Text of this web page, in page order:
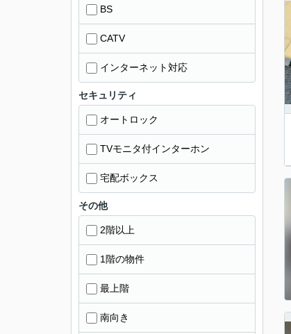
BS
CATV
インターネット対応
セキュリティ
オートロック
TVモニタ付インターホン
宅配ボックス
その他
2階以上
1階の物件
最上階
南向き